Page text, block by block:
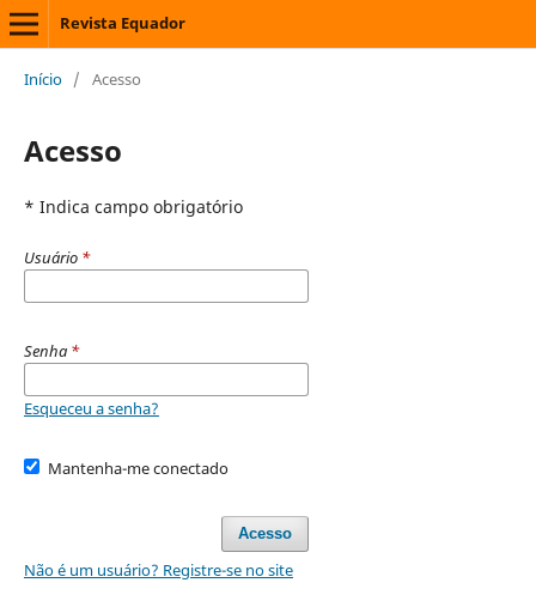
Revista Equador
Início / Acesso
Acesso
* Indica campo obrigatório
Usuário *
Senha *
Esqueceu a senha?
Mantenha-me conectado
Acesso
Não é um usuário? Registre-se no site